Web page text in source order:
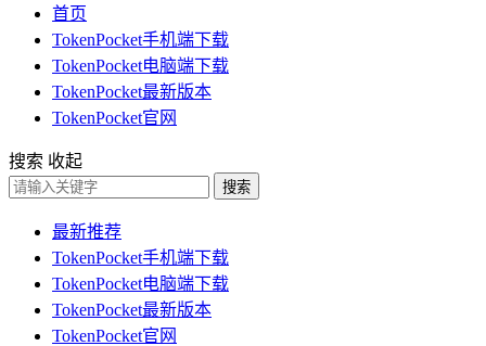
首页
TokenPocket手机端下载
TokenPocket电脑端下载
TokenPocket最新版本
TokenPocket官网
搜索 收起
搜索
最新推荐
TokenPocket手机端下载
TokenPocket电脑端下载
TokenPocket最新版本
TokenPocket官网